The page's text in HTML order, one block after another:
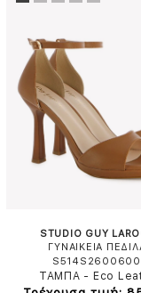
STUDIO GUY
ΓΥΝΑΙΚΕΙΑ
S514S2600600
ΤΑΜΠΑ - Eco